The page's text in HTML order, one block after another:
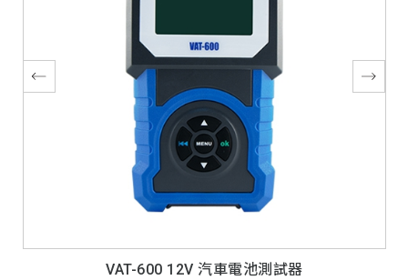
VAT-600 12V 汽車電池測試器